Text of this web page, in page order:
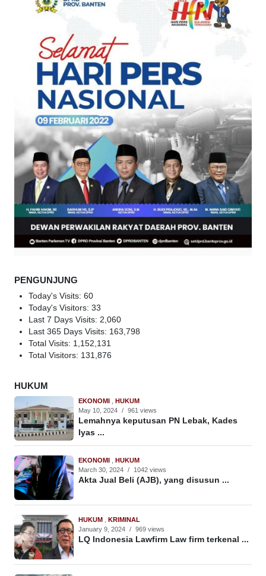
PENGUNJUNG
Today's Visits: 60
Today's Visitors: 33
Last 7 Days Visits: 2,060
Last 365 Days Visits: 163,798
Total Visits: 1,152,131
Total Visitors: 131,876
HUKUM
EKONOMI , HUKUM
May 10, 2024 / 961 views
Lemahnya keputusan PN Lebak, Kades
Iyas ...
EKONOMI , HUKUM
March 30, 2024 / 1042 views
Akta Jual Beli (AJB), yang disusun ...
HUKUM , KRIMINAL
January 9, 2024 / 969 views
LQ Indonesia Lawfirm Law firm terkenal ...